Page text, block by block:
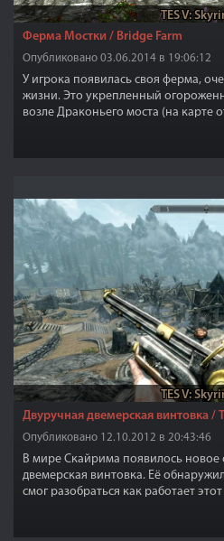
TES V:
Ферма Мостки / Bridge Farm
Опубликовано 03.06.2014 в 19:06:12
У игрока появилась своя ферма,
жизни. Это укрепленный
возле Драконьего моста (на карте
TES V:
Двуручная двемерская винтовка /
Опубликовано 12.10.2012 в 20:43:46
В мире Скайрима появилось новое
двемерская винтовка. Её
смог разобраться как работает